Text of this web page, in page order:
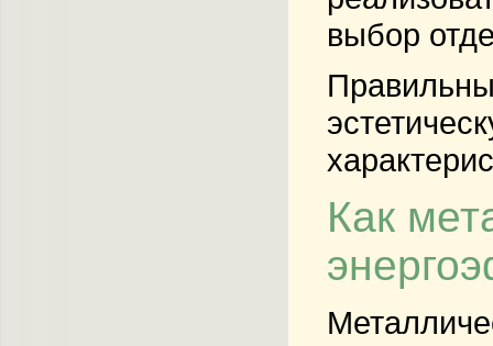
выбор
Как